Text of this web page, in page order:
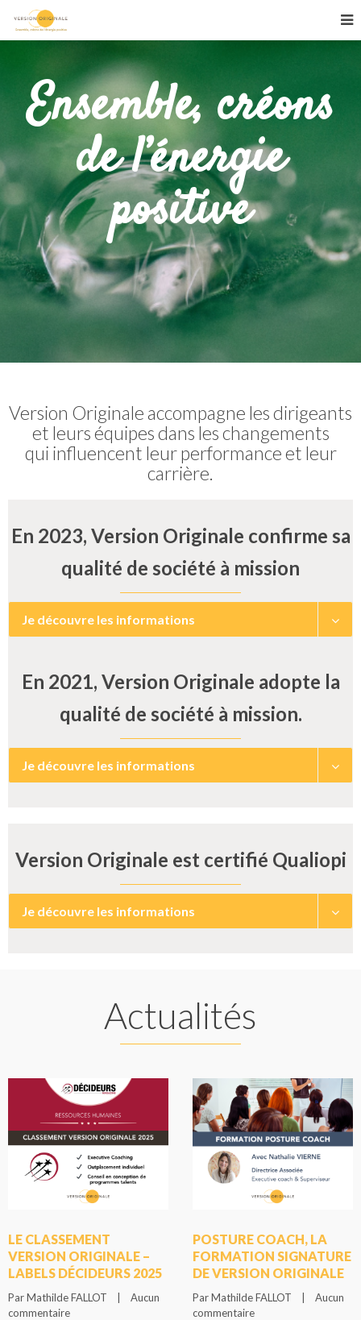
Ensemble, créons
de l’énergie
positive
Version Originale accompagne les dirigeants
et leurs équipes dans les changements
qui influencent leur performance et leur
carrière.
En 2023, Version Originale confirme sa
qualité de société à mission
Je découvre les informations
En 2021, Version Originale adopte la
qualité de société à mission.
Je découvre les informations
Version Originale est certifié Qualiopi
Je découvre les informations
Actualités
LE CLASSEMENT
VERSION ORIGINALE –
LABELS DÉCIDEURS 2025
Par Mathilde FALLOT    | Aucun
commentaire
POSTURE COACH, LA
FORMATION SIGNATURE
DE VERSION ORIGINALE
Par Mathilde FALLOT    | Aucun
commentaire